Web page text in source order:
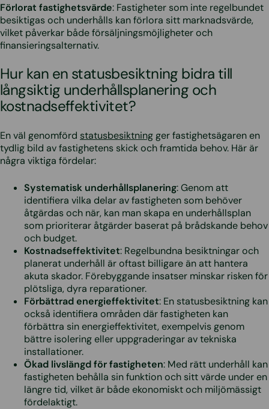
Förlorat fastighetsvärde: Fastigheter som inte regelbundet
besiktigas och underhålls kan förlora sitt marknadsvärde,
vilket påverkar både försäljningsmöjligheter och
finansieringsalternativ.
Hur kan en statusbesiktning bidra till
långsiktig underhållsplanering och
kostnadseffektivitet?
En väl genomförd statusbesiktningger fastighetsägaren en
tydlig bild av fastighetens skick och framtida behov. Här är
några viktiga fördelar:
Systematisk underhållsplanering: Genom att
identifiera vilka delar av fastigheten som behöver
åtgärdas och när, kan man skapa en underhållsplan
som prioriterar åtgärder baserat på brådskande behov
och budget.
Kostnadseffektivitet: Regelbundna besiktningar och
planerat underhåll är oftast billigare än att hantera
akuta skador. Förebyggande insatser minskar risken för
plötsliga, dyra reparationer.
Förbättrad energieffektivitet: En statusbesiktning kan
också identifiera områden där fastigheten kan
förbättra sin energieffektivitet, exempelvis genom
bättre isolering eller uppgraderingar av tekniska
installationer.
Ökad livslängd för fastigheten: Med rätt underhåll kan
fastigheten behålla sin funktion och sitt värde under en
längre tid, vilket är både ekonomiskt och miljömässigt
fördelaktigt.